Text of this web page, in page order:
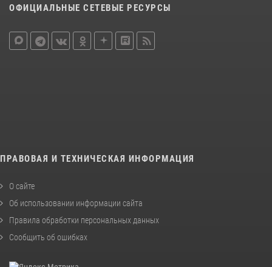
ОФИЦИАЛЬНЫЕ СЕТЕВЫЕ РЕСУРСЫ
ПРАВОВАЯ И ТЕХНИЧЕСКАЯ ИНФОРМАЦИЯ
О сайте
Об использовании информации сайта
Правила обработки персональных данных
Сообщить об ошибках